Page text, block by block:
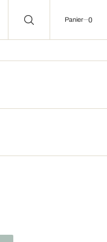
Panier 00